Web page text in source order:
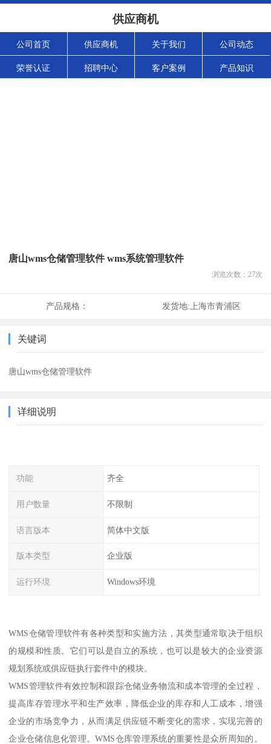
供应商机
公司首页 供应商机 关于我们 公司动态
荣誉认证 招聘中心 客户案例 产品知识
唐山wms仓储管理软件 wms系统管理软件
浏览次数： 27次
产品规格： 发货地: 上海市青浦区
关键词
唐山wms仓储管理软件
详细说明
功能 齐全
用户数量 不限制
语言版本 简体中文版
版本类型 企业版
运行环境 Windows环境
WMS仓储管理软件有各种类型和实施方法，其类型通常取决于组织
的规模和性质。它们可以是自立的系统，也可以是较大的企业资源
规划系统或供应链执行套件中的模块。
WMS管理软件有效控制和跟踪仓储业务物流和成本管理的全过程，
提高库存管理水平和生产效率，降低企业的库存和人工成本，增强
企业的市场竞争力，从而满足供应链不断变化的需求，实现完善的
企业仓储信息化管理。WMS仓库管理系统的重要性是众所周知的。